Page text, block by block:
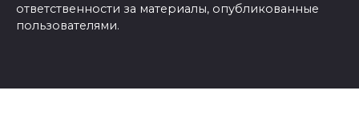
ответственности за материалы, опубликованные
пользователями.